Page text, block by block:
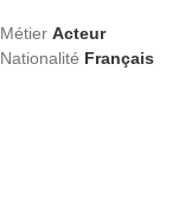
MétierActeur
Nationalité Français